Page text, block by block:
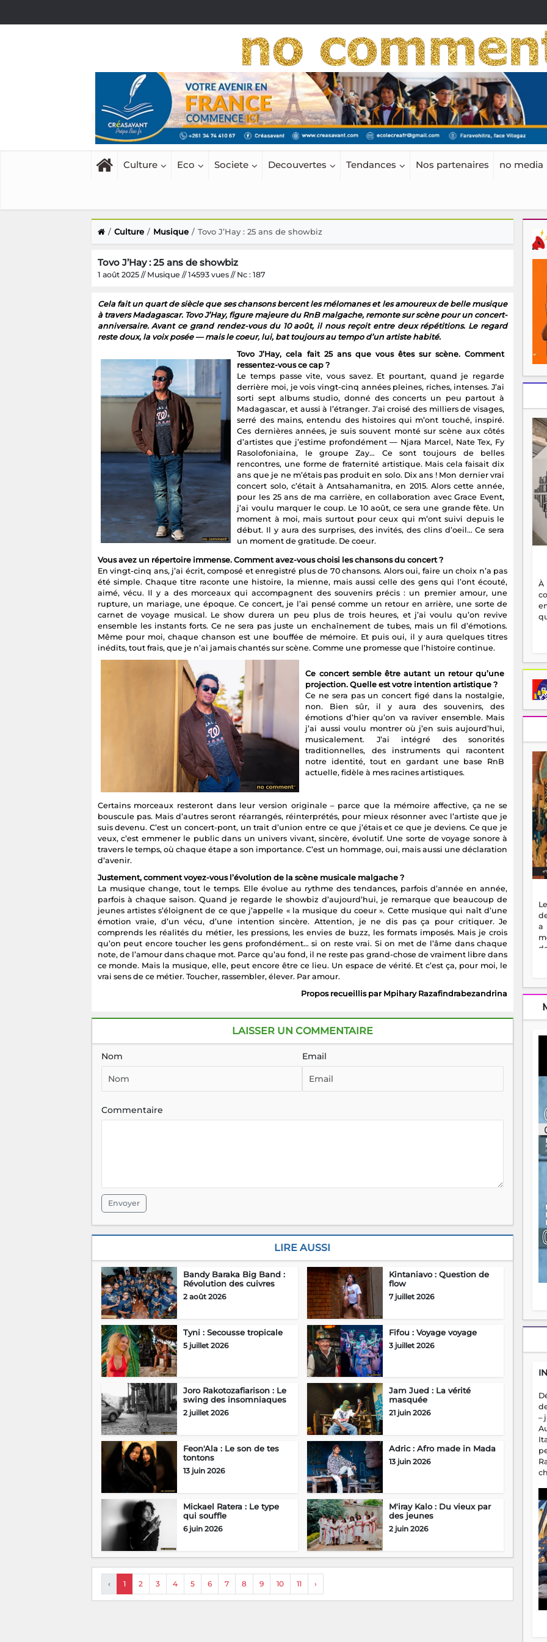
Culture Eco Societe Decouvertes Tendances Nos partenaires no media
Culture Musique Tovo J’Hay : 25 ans de showbiz
Tovo J’Hay : 25 ans de showbiz
1 août 2025 // Musique // 14593 vues // Nc : 187
Cela fait un quart de siècle que ses chansons bercent les mélomanes et les amoureux de belle musique
à travers Madagascar. Tovo J’Hay, figure majeure du RnB malgache, remonte sur scène pour un concert-
anniversaire. Avant ce grand rendez-vous du 10 août, il nous reçoit entre deux répétitions. Le regard
reste doux, la voix posée — mais le coeur, lui, bat toujours au tempo d’un artiste habité.
Tovo J’Hay, cela fait 25 ans que vous êtes sur scène. Comment
ressentez-vous ce cap ?
Le temps passe vite, vous savez. Et pourtant, quand je regarde
derrière moi, je vois vingt-cinq années pleines, riches, intenses. J’ai
sorti sept albums studio, donné des concerts un peu partout à
Madagascar, et aussi à l’étranger. J’ai croisé des milliers de visages,
serré des mains, entendu des histoires qui m’ont touché, inspiré.
Ces dernières années, je suis souvent monté sur scène aux côtés
d’artistes que j’estime profondément — Njara Marcel, Nate Tex, Fy
Rasolofoniaina, le groupe Zay… Ce sont toujours de belles
rencontres, une forme de fraternité artistique. Mais cela faisait dix
ans que je ne m’étais pas produit en solo. Dix ans ! Mon dernier vrai
concert solo, c’était à Antsahamanitra, en 2015. Alors cette année,
pour les 25 ans de ma carrière, en collaboration avec Grace Event,
j’ai voulu marquer le coup. Le 10 août, ce sera une grande fête. Un
moment à moi, mais surtout pour ceux qui m’ont suivi depuis le
début. Il y aura des surprises, des invités, des clins d’oeil… Ce sera
un moment de gratitude. De coeur.
Vous avez un répertoire immense. Comment avez-vous choisi les chansons du concert ?
En vingt-cinq ans, j’ai écrit, composé et enregistré plus de 70 chansons. Alors oui, faire un choix n’a pas
été simple. Chaque titre raconte une histoire, la mienne, mais aussi celle des gens qui l’ont écouté,
aimé, vécu. Il y a des morceaux qui accompagnent des souvenirs précis : un premier amour, une
rupture, un mariage, une époque. Ce concert, je l’ai pensé comme un retour en arrière, une sorte de
carnet de voyage musical. Le show durera un peu plus de trois heures, et j’ai voulu qu’on revive
ensemble les instants forts. Ce ne sera pas juste un enchaînement de tubes, mais un fil d’émotions.
Même pour moi, chaque chanson est une bouffée de mémoire. Et puis oui, il y aura quelques titres
inédits, tout frais, que je n’ai jamais chantés sur scène. Comme une promesse que l’histoire continue.
Ce concert semble être autant un retour qu’une
projection. Quelle est votre intention artistique ?
Ce ne sera pas un concert figé dans la nostalgie,
non. Bien sûr, il y aura des souvenirs, des
émotions d’hier qu’on va raviver ensemble. Mais
j’ai aussi voulu montrer où j’en suis aujourd’hui,
musicalement. J’ai intégré des sonorités
traditionnelles, des instruments qui racontent
notre identité, tout en gardant une base RnB
actuelle, fidèle à mes racines artistiques.
Certains morceaux resteront dans leur version originale – parce que la mémoire affective, ça ne se
bouscule pas. Mais d’autres seront réarrangés, réinterprétés, pour mieux résonner avec l’artiste que je
suis devenu. C’est un concert-pont, un trait d’union entre ce que j’étais et ce que je deviens. Ce que je
veux, c’est emmener le public dans un univers vivant, sincère, évolutif. Une sorte de voyage sonore à
travers le temps, où chaque étape a son importance. C’est un hommage, oui, mais aussi une déclaration
d’avenir.
Justement, comment voyez-vous l’évolution de la scène musicale malgache ?
La musique change, tout le temps. Elle évolue au rythme des tendances, parfois d’année en année,
parfois à chaque saison. Quand je regarde le showbiz d’aujourd’hui, je remarque que beaucoup de
jeunes artistes s’éloignent de ce que j’appelle « la musique du coeur ». Cette musique qui naît d’une
émotion vraie, d’un vécu, d’une intention sincère. Attention, je ne dis pas ça pour critiquer. Je
comprends les réalités du métier, les pressions, les envies de buzz, les formats imposés. Mais je crois
qu’on peut encore toucher les gens profondément… si on reste vrai. Si on met de l’âme dans chaque
note, de l’amour dans chaque mot. Parce qu’au fond, il ne reste pas grand-chose de vraiment libre dans
ce monde. Mais la musique, elle, peut encore être ce lieu. Un espace de vérité. Et c’est ça, pour moi, le
vrai sens de ce métier. Toucher, rassembler, élever. Par amour.
Propos recueillis par Mpihary Razafindrabezandrina
LAISSER UN COMMENTAIRE
Nom Email
Commentaire
Envoyer
LIRE AUSSI
Bandy Baraka Big Band :
Révolution des cuivres
2 août 2026
Kintaniavo : Question de
flow
7 juillet 2026
Tyni : Secousse tropicale
5 juillet 2026
Fifou : Voyage voyage
3 juillet 2026
Joro Rakotozafiarison : Le
swing des insomniaques
2 juillet 2026
Jam Jued : La vérité
masquée
21 juin 2026
Feon'Ala : Le son de tes
tontons
13 juin 2026
Adric : Afro made in Mada
13 juin 2026
Mickael Ratera : Le type
qui souffle
6 juin 2026
M'iray Kalo : Du vieux par
des jeunes
2 juin 2026
‹ 1 2 3 4 5 6 7 8 9 10 11 ›
a
–